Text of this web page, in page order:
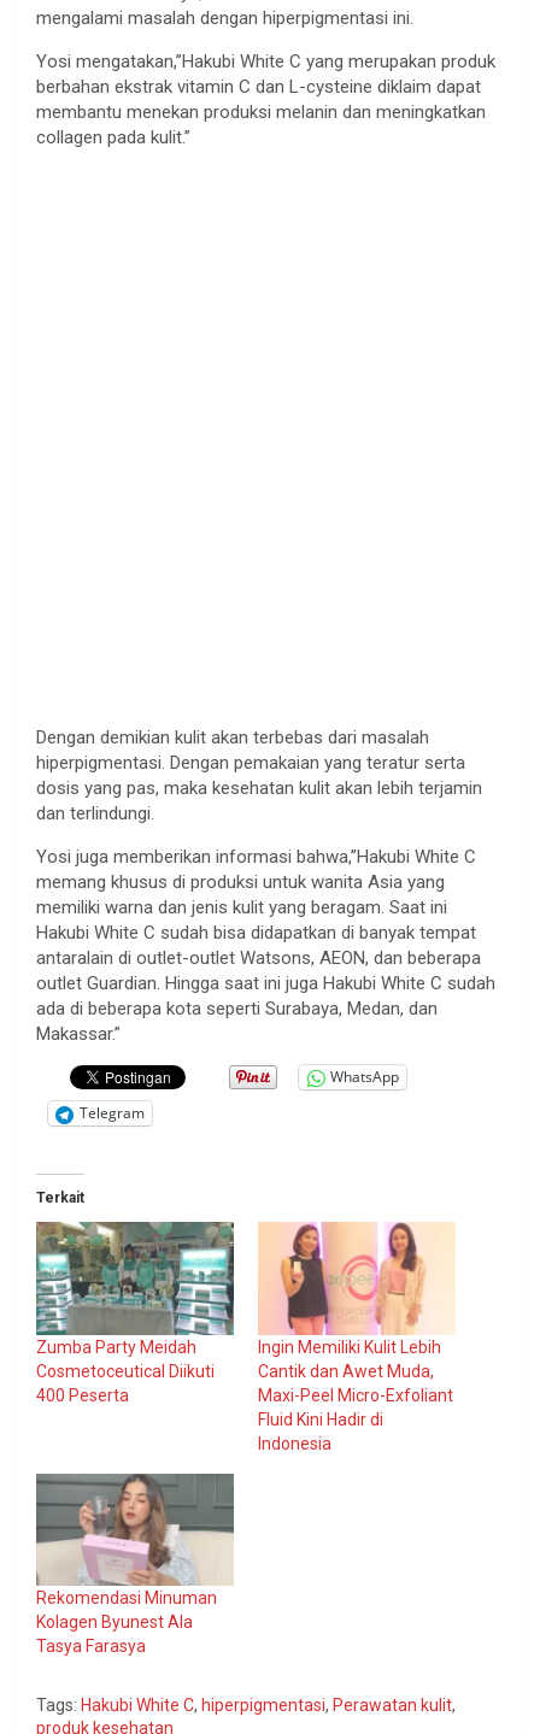
mengalami masalah dengan hiperpigmentasi ini.
Yosi mengatakan,”Hakubi White C yang merupakan produk
berbahan ekstrak vitamin C dan L-cysteine diklaim dapat
membantu menekan produksi melanin dan meningkatkan
collagen pada kulit.”
Dengan demikian kulit akan terbebas dari masalah
hiperpigmentasi. Dengan pemakaian yang teratur serta
dosis yang pas, maka kesehatan kulit akan lebih terjamin
dan terlindungi.
Yosi juga memberikan informasi bahwa,”Hakubi White C
memang khusus di produksi untuk wanita Asia yang
memiliki warna dan jenis kulit yang beragam. Saat ini
Hakubi White C sudah bisa didapatkan di banyak tempat
antaralain di outlet-outlet Watsons, AEON, dan beberapa
outlet Guardian. Hingga saat ini juga Hakubi White C sudah
ada di beberapa kota seperti Surabaya, Medan, dan
Makassar.”
WhatsApp
Telegram
Terkait
Zumba Party Meidah
Cosmetoceutical Diikuti
400 Peserta
Ingin Memiliki Kulit Lebih
Cantik dan Awet Muda,
Maxi-Peel Micro-Exfoliant
Fluid Kini Hadir di
Indonesia
Rekomendasi Minuman
Kolagen Byunest Ala
Tasya Farasya
Tags: Hakubi White C, hiperpigmentasi, Perawatan kulit,
produk kesehatan